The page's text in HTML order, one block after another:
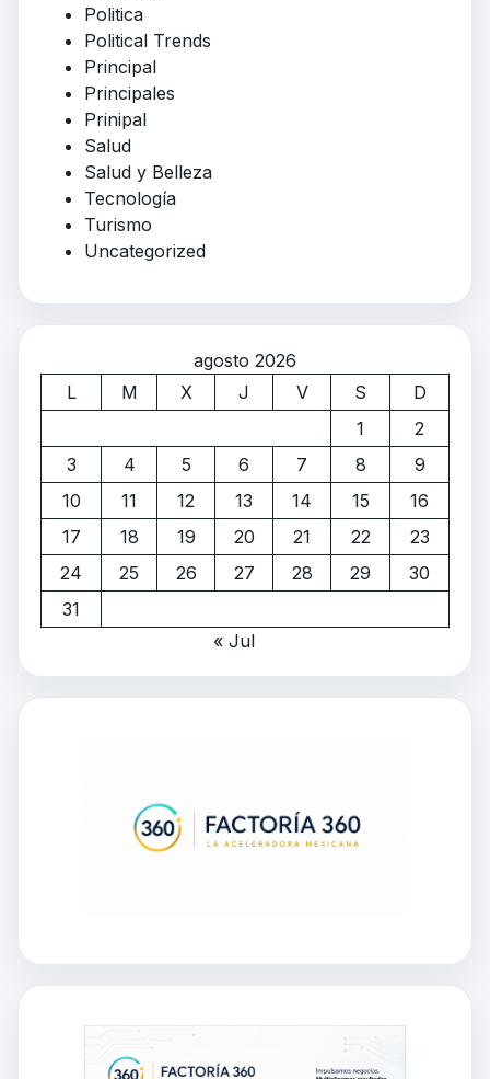
Politica
Political Trends
Principal
Principales
Prinipal
Salud
Salud y Belleza
Tecnología
Turismo
Uncategorized
agosto 2026
L
M X J V S
D
1
2
3
4 5 6 7 8
9
10
11 12 13 14 15
16
17
18 19 20 21 22
23
24
25 26 27 28 29
30
31
« Jul